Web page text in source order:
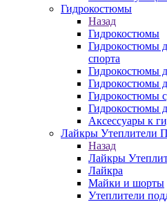
Гидрокостюмы
Назад
Гидрокостюмы
Гидрокостюмы
спорта
Гидрокостюмы
Гидрокостюмы
Гидрокостюмы
Гидрокостюмы
Аксессуары к
Лайкры Утеплители
Назад
Лайкры
Лайкра
Майки и шорты
Утеплители